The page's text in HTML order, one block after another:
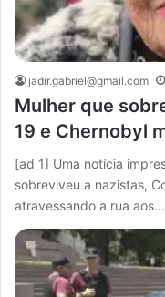
jadir.gabriel@gmail.com
Mulher que
19 e Chernobyl
[ad_1] Uma notícia
sobreviveu a nazistas,
atravessando a rua aos…